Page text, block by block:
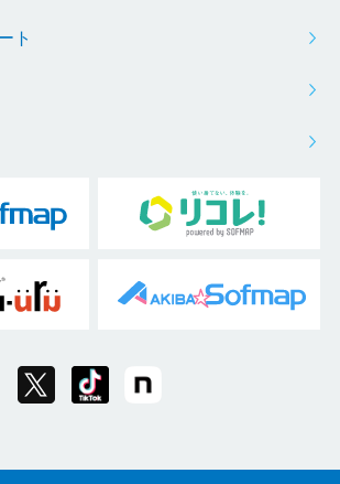
ト